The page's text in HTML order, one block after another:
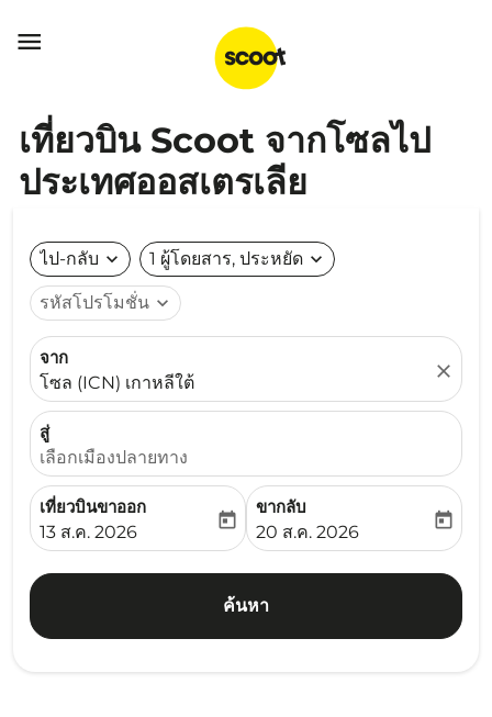

เที่ยวบิน Scoot จากโซลไป
ประเทศออสเตรเลีย
ไป-กลับ expand_more 1 ผู้โดยสาร, ประหยัด expand_more
รหัสโปรโมชั่น expand_more
จาก
โซล (ICN) เกาหลีใต้
close
สู่
เลือกเมืองปลายทาง
เที่ยวบินขาออก
fc-booking-departure-date-aria-label
13 ส.ค. 2026
today
ขากลับ
fc-booking-return-date-
20 ส.ค. 2026
today
ค้นหา